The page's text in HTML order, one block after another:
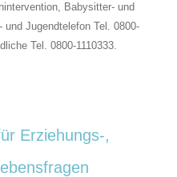
Babysitter- und
Jugendtelefon Tel. 0800-
Tel. 0800-1110333.
Erziehungs-,